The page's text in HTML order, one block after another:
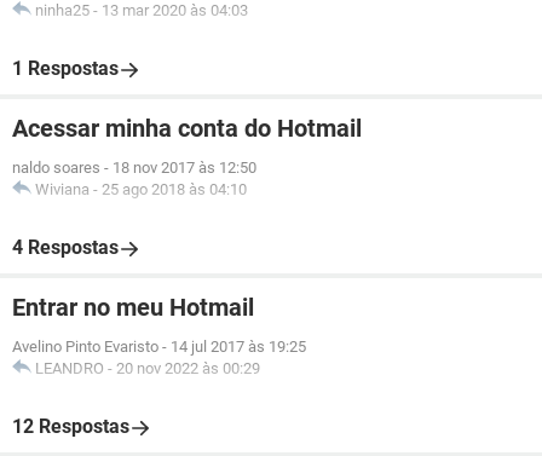
ninha25 - 13 mar 2020 às 04:03
1 Respostas
Acessar minha conta do Hotmail
naldo soares - 18 nov 2017 às 12:50
Wiviana - 25 ago 2018 às 04:10
4 Respostas
Entrar no meu Hotmail
Avelino Pinto Evaristo - 14 jul 2017 às 19:25
LEANDRO - 20 nov 2022 às 00:29
12 Respostas